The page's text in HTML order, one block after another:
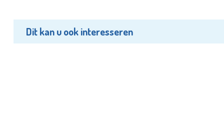
Dit kan u ook interesseren